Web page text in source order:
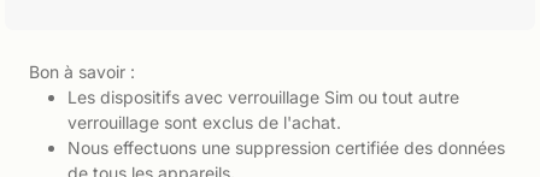
Bon à savoir :
Les dispositifs avec verrouillage Sim ou tout autre
verrouillage sont exclus de l'achat.
Nous effectuons une suppression certifiée des données
de tous les appareils.